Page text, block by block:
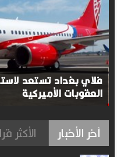
فلاي بغداد تستعد
العقوبات الأميركية
آخر الأخبار الأكثر